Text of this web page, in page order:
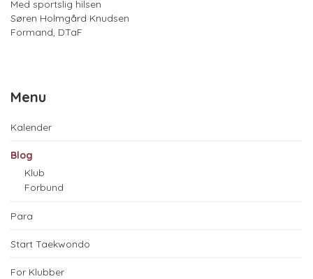
Med sportslig hilsen
Søren Holmgård Knudsen
Formand, DTaF
Menu
Kalender
Blog
Klub
Forbund
Para
Start Taekwondo
For Klubber